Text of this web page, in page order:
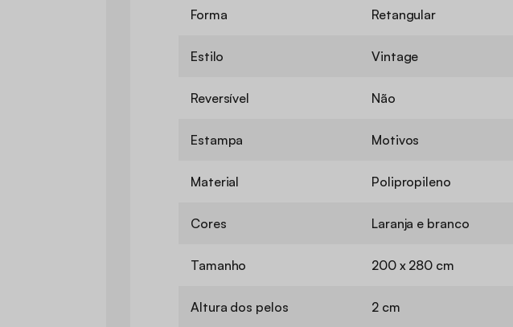
Forma Retangular
Estilo Vintage
Reversível Não
Estampa Motivos
Material Polipropileno
Cores Laranja e branco
Tamanho 200 x 280 cm
Altura dos pelos 2 cm